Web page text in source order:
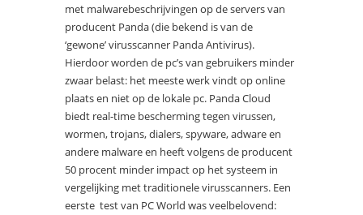
met malwarebeschrijvingen op de servers van
producent Panda (die bekend is van de
‘gewone’ virusscanner Panda Antivirus).
Hierdoor worden de pc’s van gebruikers minder
zwaar belast: het meeste werk vindt op online
plaats en niet op de lokale pc. Panda Cloud
biedt real-time bescherming tegen virussen,
wormen, trojans, dialers, spyware, adware en
andere malware en heeft volgens de producent
50 procent minder impact op het systeem in
vergelijking met traditionele virusscanners. Een
eerste test van PC World was veelbelovend: